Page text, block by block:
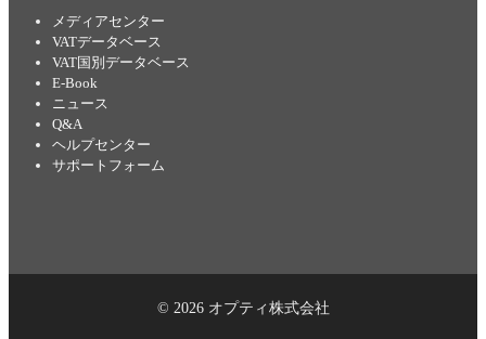
メディアセンター
VATデータベース
VAT国別データベース
E-Book
ニュース
Q&A
ヘルプセンター
サポートフォーム
© 2026 オプティ株式会社